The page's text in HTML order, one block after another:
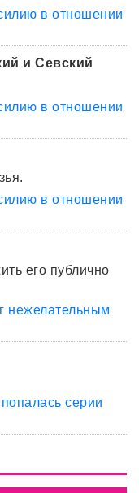
в отношении
и Севский
в отношении
в отношении
его публично
нежелательным
серии